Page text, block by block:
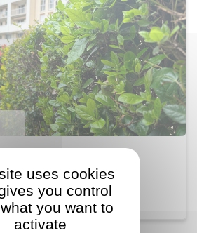
83 M2uses cookies
you control
you want to
activate